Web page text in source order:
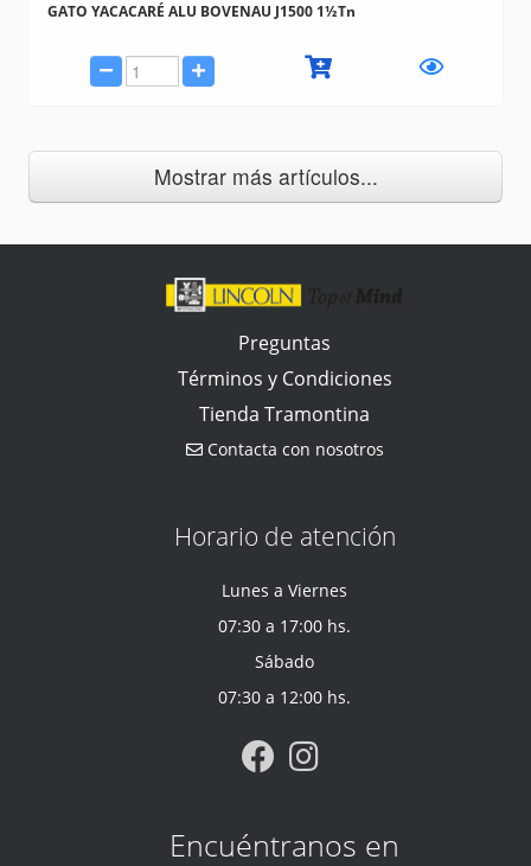
GATO YACACARÉ ALU BOVENAU J1500 1½Tn
Mostrar más artículos...
Preguntas
Términos y Condiciones
Tienda Tramontina
Contacta con nosotros
Horario de atención
Lunes a Viernes
07:30 a 17:00 hs.
Sábado
07:30 a 12:00 hs.
Encuéntranos en